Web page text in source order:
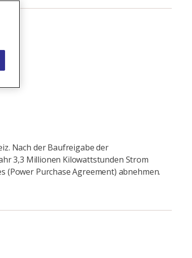
Nach der Baufreigabe der
3,3 Millionen Kilowattstunden Strom
(Power Purchase Agreement) abnehmen.